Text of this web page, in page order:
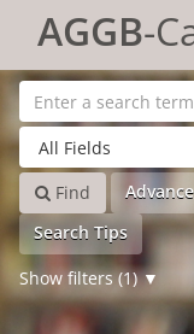
AGGB-
Find
Search Tips
Show filters (1)